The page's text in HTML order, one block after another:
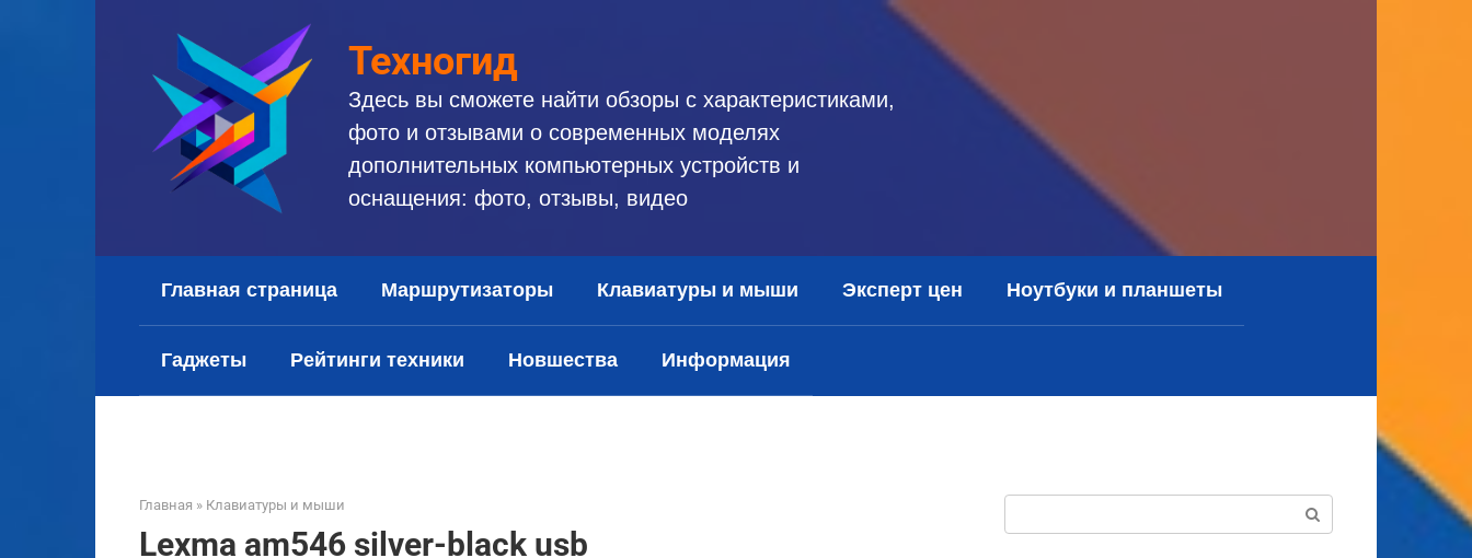
Техногид
Здесь вы сможете найти обзоры с характеристиками,
фото и отзывами о современных моделях
дополнительных компьютерных устройств и
оснащения: фото, отзывы, видео
Главная страница Маршрутизаторы Клавиатуры и мыши Эксперт цен Ноутбуки и планшеты
Гаджеты Рейтинги техники Новшества Информация
Главная » Клавиатуры и мыши
Lexma am546 silver-black usb